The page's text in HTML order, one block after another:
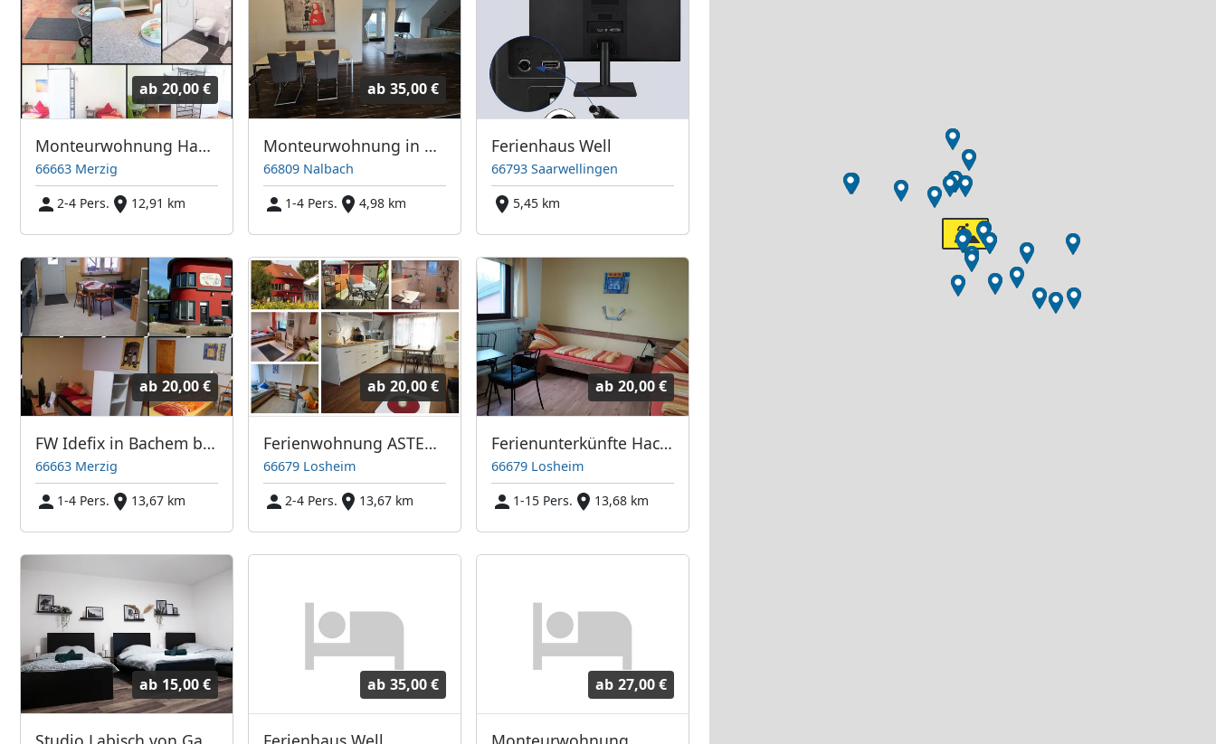
ab 20,00 €
Monteurwohnung Hacienda zwischen Merzig und Losheim
66663 Merzig
2-4 Pers.
12,91 km
ab 35,00 €
Monteurwohnung in Nalbach
66809 Nalbach
1-4 Pers.
4,98 km
Ferienhaus Well
66793 Saarwellingen
5,45 km
ab 20,00 €
FW Idefix in Bachem bei Merzig (Ferienunterkünfte Hacienda)
66663 Merzig
1-4 Pers.
13,67 km
ab 20,00 €
Ferienwohnung ASTERIX in Losheim - Bachem bei Merzig (Ferienunterkünfte Hacienda)
66679 Losheim
2-4 Pers.
13,67 km
ab 20,00 €
Ferienunterkünfte Hacienda zwischen Losheim und Merzig
66679 Losheim
1-15 Pers.
13,68 km
ab 15,00 € ab 35,00 € ab 27,00 €